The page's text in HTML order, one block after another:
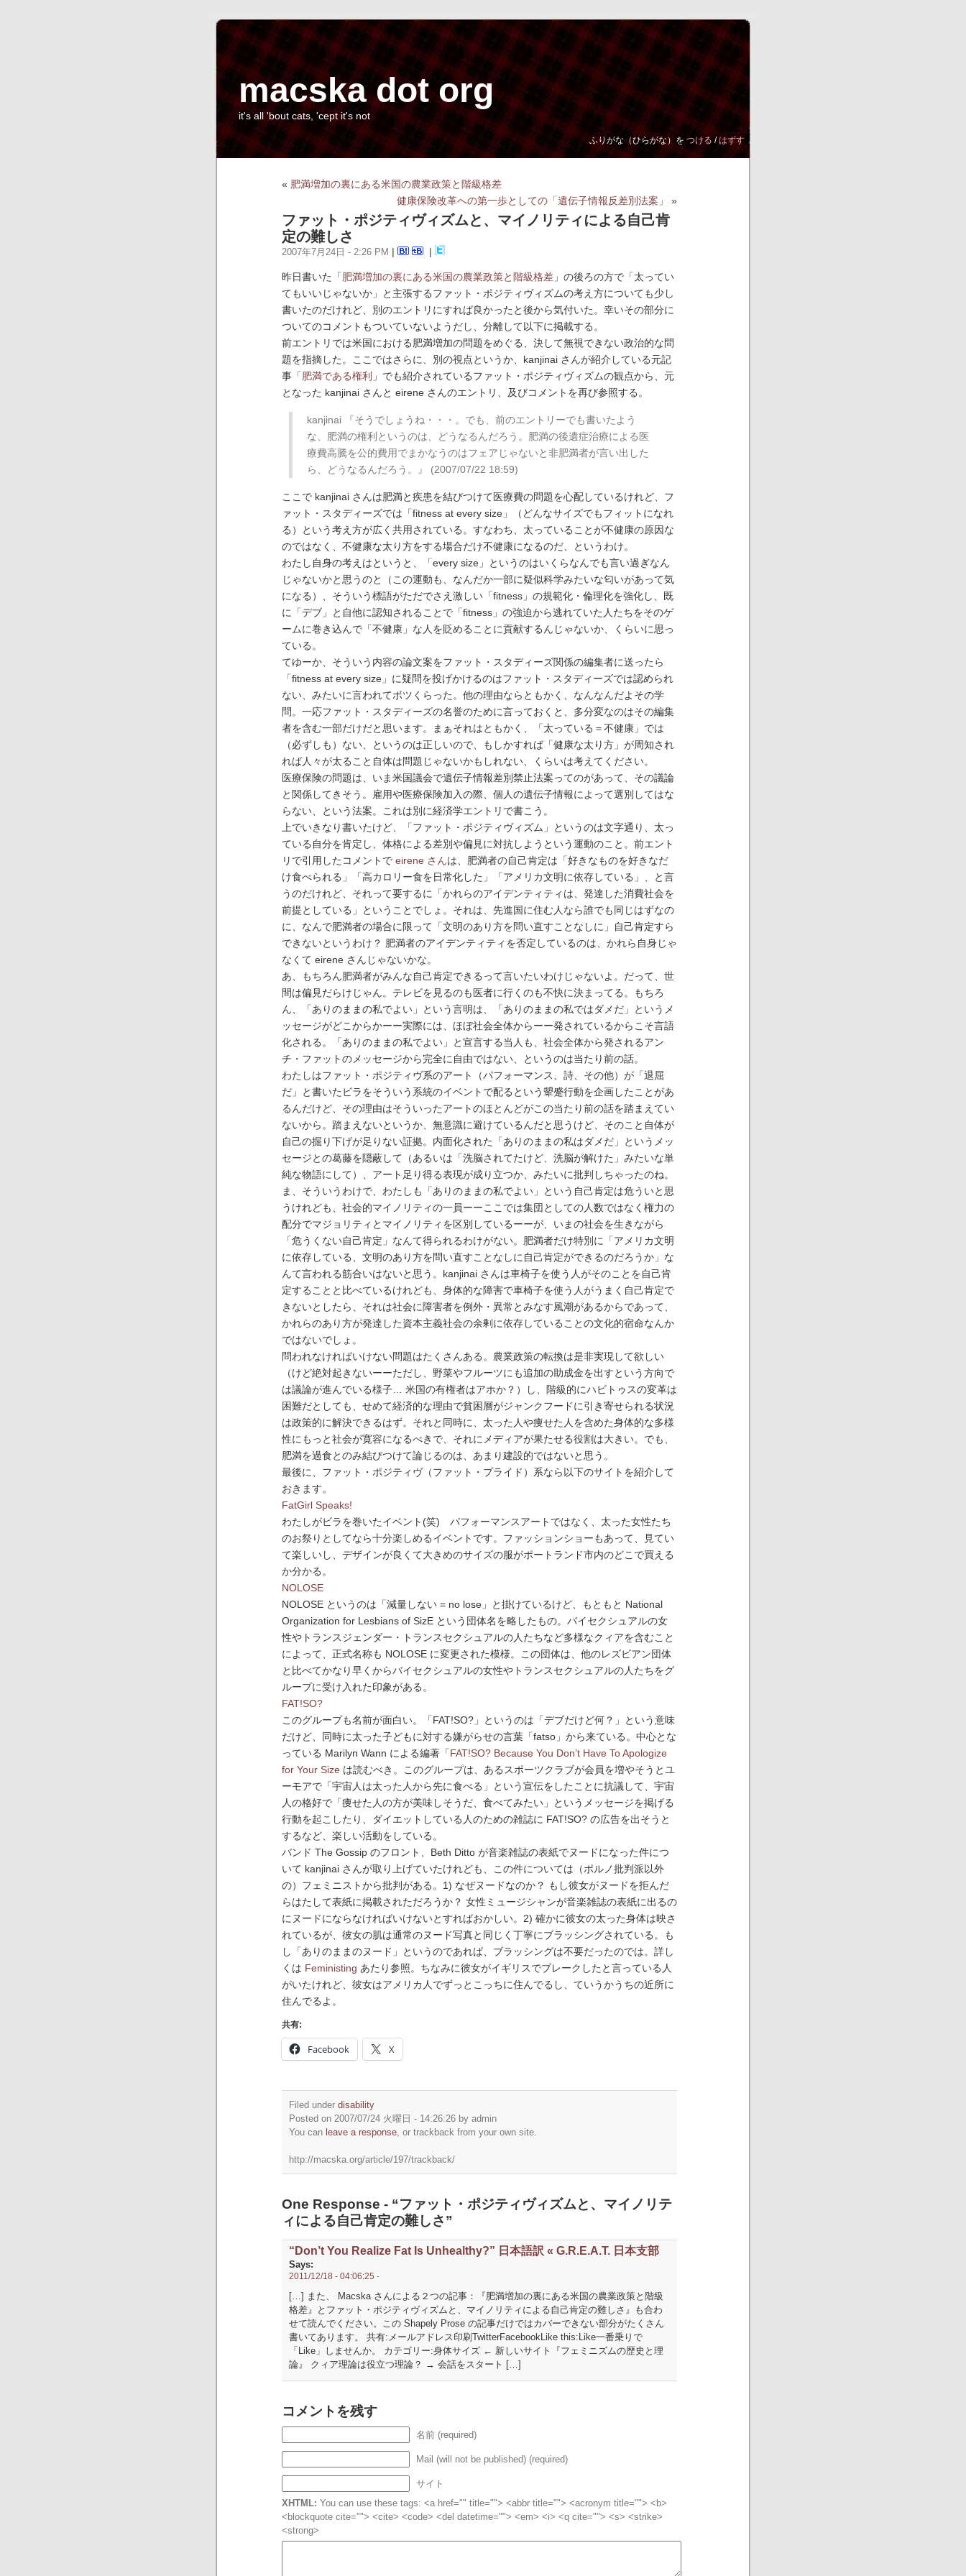
macska dot org
it's all 'bout cats, 'cept it's not
ふりがな（ひらがな）を つける/はずす
« 肥満増加の裏にある米国の農業政策と階級格差
健康保険改革への第一歩としての「遺伝子情報反差別法案」
»
ファット・ポジティヴィズムと、マイノリティによる自己肯
定の難しさ
2007年7月24日 - 2:26 PM
昨日書いた「肥満増加の裏にある米国の農業政策と階級格差 」の後ろの方で「太ってい
てもいいじゃないか」と主張するファット・ポジティヴィズムの考え方についても少し
書いたのだけれど、別のエントリにすれば良かったと後から気付いた。幸いその部分に
ついてのコメントもついていないようだし、分離して以下に掲載する。
前エントリでは米国における肥満増加の問題をめぐる、決して無視できない政治的な問
題を指摘した。ここではさらに、別の視点というか、kanjinai さんが紹介している元記
事「肥満である権利 」でも紹介されているファット・ポジティヴィズムの観点から、元
となった kanjinai さんと eirene さんのエントリ、及びコメントを再び参照する。
kanjinai 『そうでしょうね・・・。でも、前のエントリーでも書いたよう
な、肥満の権利というのは、どうなるんだろう。肥満の後遺症治療による医
療費高騰を公的費用でまかなうのはフェアじゃないと非肥満者が言い出した
ら、どうなるんだろう。』 (2007/07/22 18:59)
ここで kanjinai さんは肥満と疾患を結びつけて医療費の問題を心配しているけれど、フ
ァット・スタディーズでは「fitness at every size」（どんなサイズでもフィットになれ
る）という考え方が広く共用されている。すなわち、太っていることが不健康の原因な
のではなく、不健康な太り方をする場合だけ不健康になるのだ、というわけ。
わたし自身の考えはというと、「every size」というのはいくらなんでも言い過ぎなん
じゃないかと思うのと（この運動も、なんだか一部に疑似科学みたいな匂いがあって気
になる）、そういう標語がただでさえ激しい「fitness」の規範化・倫理化を強化し、既
に「デブ」と自他に認知されることで「fitness」の強迫から逃れていた人たちをそのゲ
ームに巻き込んで「不健康」な人を貶めることに貢献するんじゃないか、くらいに思っ
ている。
てゆーか、そういう内容の論文案をファット・スタディーズ関係の編集者に送ったら
「fitness at every size」に疑問を投げかけるのはファット・スタディーズでは認められ
ない、みたいに言われてボツくらった。他の理由ならともかく、なんなんだよその学
問。一応ファット・スタディーズの名誉のために言っておくと、多分変なのはその編集
者を含む一部だけだと思います。まぁそれはともかく、「太っている＝不健康」では
（必ずしも）ない、というのは正しいので、もしかすれば「健康な太り方」が周知され
れば人々が太ること自体は問題じゃないかもしれない、くらいは考えてください。
医療保険の問題は、いま米国議会で遺伝子情報差別禁止法案ってのがあって、その議論
と関係してきそう。雇用や医療保険加入の際、個人の遺伝子情報によって選別してはな
らない、という法案。これは別に経済学エントリで書こう。
上でいきなり書いたけど、「ファット・ポジティヴィズム」というのは文字通り、太っ
ている自分を肯定し、体格による差別や偏見に対抗しようという運動のこと。前エント
リで引用したコメントで eirene さんは、肥満者の自己肯定は「好きなものを好きなだ
け食べられる」「高カロリー食を日常化した」「アメリカ文明に依存している」、と言
うのだけれど、それって要するに「かれらのアイデンティティは、発達した消費社会を
前提としている」ということでしょ。それは、先進国に住む人なら誰でも同じはずなの
に、なんで肥満者の場合に限って「文明のあり方を問い直すことなしに」自己肯定すら
できないというわけ？ 肥満者のアイデンティティを否定しているのは、かれら自身じゃ
なくて eirene さんじゃないかな。
あ、もちろん肥満者がみんな自己肯定できるって言いたいわけじゃないよ。だって、世
間は偏見だらけじゃん。テレビを見るのも医者に行くのも不快に決まってる。もちろ
ん、「ありのままの私でよい」という言明は、「ありのままの私ではダメだ」というメ
ッセージがどこからかーー実際には、ほぼ社会全体からーー発されているからこそ言語
化される。「ありのままの私でよい」と宣言する当人も、社会全体から発されるアン
チ・ファットのメッセージから完全に自由ではない、というのは当たり前の話。
わたしはファット・ポジティヴ系のアート（パフォーマンス、詩、その他）が「退屈
だ」と書いたビラをそういう系統のイベントで配るという顰蹙行動を企画したことがあ
るんだけど、その理由はそういったアートのほとんどがこの当たり前の話を踏まえてい
ないから。踏まえないというか、無意識に避けているんだと思うけど、そのこと自体が
自己の掘り下げが足りない証拠。内面化された「ありのままの私はダメだ」というメッ
セージとの葛藤を隠蔽して（あるいは「洗脳されてたけど、洗脳が解けた」みたいな単
純な物語にして）、アート足り得る表現が成り立つか、みたいに批判しちゃったのね。
ま、そういうわけで、わたしも「ありのままの私でよい」という自己肯定は危ういと思
うけれども、社会的マイノリティの一員ーーここでは集団としての人数ではなく権力の
配分でマジョリティとマイノリティを区別しているーーが、いまの社会を生きながら
「危うくない自己肯定」なんて得られるわけがない。肥満者だけ特別に「アメリカ文明
に依存している、文明のあり方を問い直すことなしに自己肯定ができるのだろうか」な
んて言われる筋合いはないと思う。kanjinai さんは車椅子を使う人がそのことを自己肯
定することと比べているけれども、身体的な障害で車椅子を使う人がうまく自己肯定で
きないとしたら、それは社会に障害者を例外・異常とみなす風潮があるからであって、
かれらのあり方が発達した資本主義社会の余剰に依存していることの文化的宿命なんか
ではないでしょ。
問われなければいけない問題はたくさんある。農業政策の転換は是非実現して欲しい
（けど絶対起きないーーただし、野菜やフルーツにも追加の助成金を出すという方向で
は議論が進んでいる様子… 米国の有権者はアホか？）し、階級的にハビトゥスの変革は
困難だとしても、せめて経済的な理由で貧困層がジャンクフードに引き寄せられる状況
は政策的に解決できるはず。それと同時に、太った人や痩せた人を含めた身体的な多様
性にもっと社会が寛容になるべきで、それにメディアが果たせる役割は大きい。でも、
肥満を過食とのみ結びつけて論じるのは、あまり建設的ではないと思う。
最後に、ファット・ポジティヴ（ファット・プライド）系なら以下のサイトを紹介して
おきます。
FatGirl Speaks!
わたしがビラを巻いたイベント(笑) パフォーマンスアートではなく、太った女性たち
のお祭りとしてなら十分楽しめるイベントです。ファッションショーもあって、見てい
て楽しいし、デザインが良くて大きめのサイズの服がポートランド市内のどこで買える
か分かる。
NOLOSE
NOLOSE というのは「減量しない = no lose」と掛けているけど、もともと National
Organization for Lesbians of SizE という団体名を略したもの。バイセクシュアルの女
性やトランスジェンダー・トランスセクシュアルの人たちなど多様なクィアを含むこと
によって、正式名称も NOLOSE に変更された模様。この団体は、他のレズビアン団体
と比べてかなり早くからバイセクシュアルの女性やトランスセクシュアルの人たちをグ
ループに受け入れた印象がある。
FAT!SO?
このグループも名前が面白い。「FAT!SO?」というのは「デブだけど何？」という意味
だけど、同時に太った子どもに対する嫌がらせの言葉「fatso」から来ている。中心とな
っている Marilyn Wann による編著「FAT!SO? Because You Don’t Have To Apologize
for Your Size は読むべき。このグループは、あるスポーツクラブが会員を増やそうとユ
ーモアで「宇宙人は太った人から先に食べる」という宣伝をしたことに抗議して、宇宙
人の格好で「痩せた人の方が美味しそうだ、食べてみたい」というメッセージを掲げる
行動を起こしたり、ダイエットしている人のための雑誌に FAT!SO? の広告を出そうと
するなど、楽しい活動をしている。
バンド The Gossip のフロント、Beth Ditto が音楽雑誌の表紙でヌードになった件につ
いて kanjinai さんが取り上げていたけれども、この件については（ポルノ批判派以外
の）フェミニストから批判がある。1) なぜヌードなのか？ もし彼女がヌードを拒んだ
らはたして表紙に掲載されただろうか？ 女性ミュージシャンが音楽雑誌の表紙に出るの
にヌードにならなければいけないとすればおかしい。2) 確かに彼女の太った身体は映さ
れているが、彼女の肌は通常のヌード写真と同じく丁寧にブラッシングされている。も
し「ありのままのヌード」というのであれば、ブラッシングは不要だったのでは。詳し
くは Feministing あたり参照。ちなみに彼女がイギリスでブレークしたと言っている人
がいたけれど、彼女はアメリカ人でずっとこっちに住んでるし、ていうかうちの近所に
住んでるよ。
共有:
Facebook X
Filed under disability
Posted on 2007/07/24 火曜日 - 14:26:26 by admin
You can leave a response, or trackback from your own site.
http://macska.org/article/197/trackback/
One Response - “ファット・ポジティヴィズムと、マイノリテ
ィによる自己肯定の難しさ”
“Don’t You Realize Fat Is Unhealthy?” 日本語訳 « G.R.E.A.T. 日本支部
Says:
2011/12/18 - 04:06:25 -
[…] また、 Macska さんによる２つの記事：『肥満増加の裏にある米国の農業政策と階級
格差』とファット・ポジティヴィズムと、マイノリティによる自己肯定の難しさ』も合わ
せて読んでください。この Shapely Prose の記事だけではカバーできない部分がたくさん
書いてあります。 共有:メールアドレス印刷TwitterFacebookLike this:Like一番乗りで
「Like」しませんか。 カテゴリー:身体サイズ ← 新しいサイト『フェミニズムの歴史と理
論』 クィア理論は役立つ理論？ → 会話をスタート […]
コメントを残す
名前 (required)
Mail (will not be published) (required)
サイト
XHTML: You can use these tags: <a href="" title=""> <abbr title=""> <acronym title=""> <b>
<blockquote cite=""> <cite> <code> <del datetime=""> <em> <i> <q cite=""> <s> <strike>
<strong>